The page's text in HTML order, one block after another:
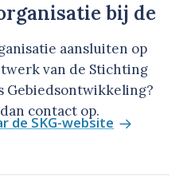
bij de
aansluiten op
van de Stichting
Gebiedsontwikkeling?
contact op.
de SKG-website